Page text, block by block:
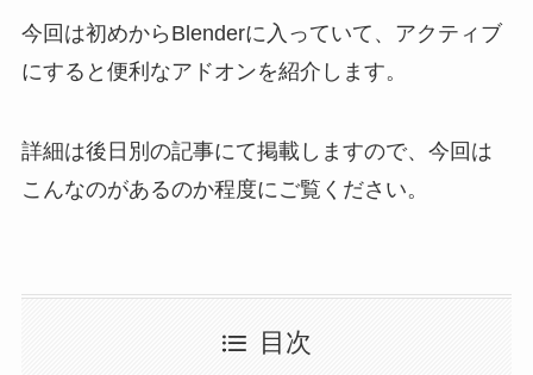
今回は初めからBlenderに入っていて、アクティブ
にすると便利なアドオンを紹介します。
詳細は後日別の記事にて掲載しますので、今回は
こんなのがあるのか程度にご覧ください。
目次